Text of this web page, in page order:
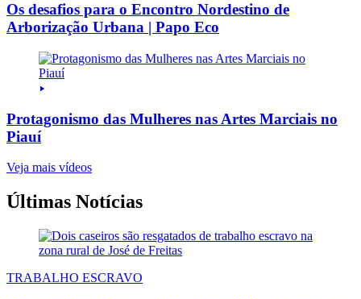
Os desafios para o Encontro Nordestino de
Arborização Urbana | Papo Eco
Protagonismo das Mulheres nas Artes Marciais no
Piauí
Veja mais vídeos
Últimas Notícias
TRABALHO ESCRAVO